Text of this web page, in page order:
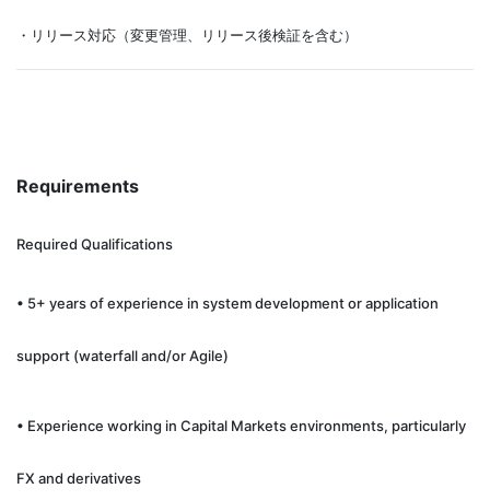
・リリース対応（変更管理、リリース後検証を含む）
Requirements
Required Qualifications
• 5+ years of experience in system development or application
support (waterfall and/or Agile)
• Experience working in Capital Markets environments, particularly
FX and derivatives